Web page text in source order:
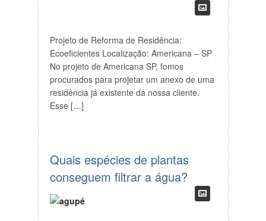
Projeto de Reforma de Residência:
Ecoeficientes Localização: Americana – SP
No projeto de Americana SP, fomos
procurados para projetar um anexo de uma
residência já existente da nossa cliente.
Esse […]
Quais espécies de plantas
conseguem filtrar a água?